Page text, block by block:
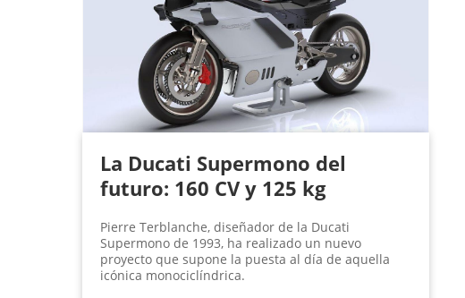
La Ducati Supermono del
futuro: 160 CV y 125 kg
Pierre Terblanche, diseñador de la Ducati
Supermono de 1993, ha realizado un nuevo
proyecto que supone la puesta al día de aquella
icónica monociclíndrica.